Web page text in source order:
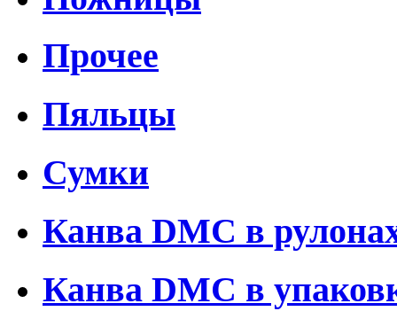
Прочее
Пяльцы
Сумки
Канва DMC в
Канва DMC в